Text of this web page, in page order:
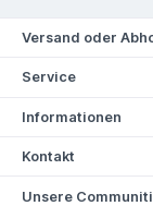
Versand oder
Service
Informationen
Kontakt
Unsere